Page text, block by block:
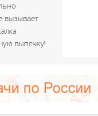
вызывает
выпечку!